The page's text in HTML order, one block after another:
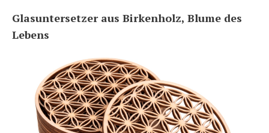
Glasuntersetzer aus Birkenholz, Blume des
Lebens